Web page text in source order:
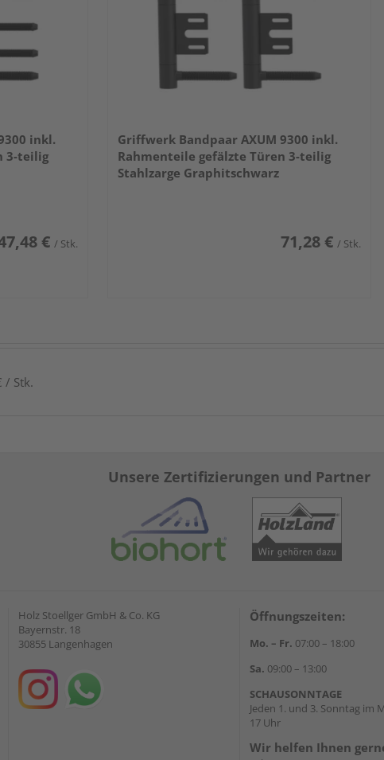
inkl.
3-teilig
€ / Stk.
Griffwerk Bandpaar AXUM 9300 inkl.
Rahmenteile gefälzte Türen 3-teilig
Stahlzarge Graphitschwarz
71,28 € / Stk.
/ Stk.
Unsere Zertifizierungen und Partner
Holz Stoellger GmbH & Co. KG
Bayernstr. 18
30855 Langenhagen
Öffnungszeiten:
Mo. – Fr. 07:00 – 18:00
Sa. 09:00 – 13:00
SCHAUSONNTAGE
Jeden 1. und 3. Sonntag im
17 Uhr
Wir helfen Ihnen